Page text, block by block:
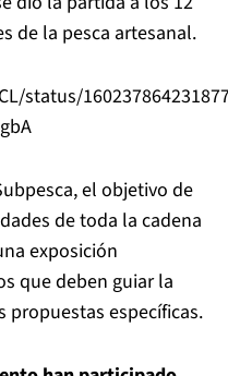
de la pesca artesanal.
status/
el objetivo de
de toda la cadena
exposición
que deben guiar la
propuestas específicas.